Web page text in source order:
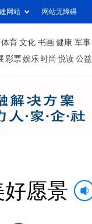
网站 网站无障碍
体育 文化 书画 健康 军事
彩票娱乐 时尚 悦读 公益
愿景